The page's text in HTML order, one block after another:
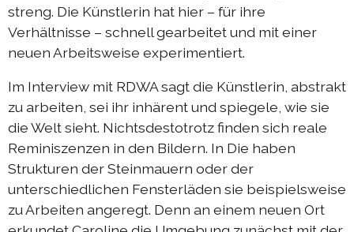
Sommerprogramm 2020
Austausch Die-Berlin 2019
Sommerprogramm 2019
Austausch Berlin-Die 2018
Austausch Die-Berlin 2018
Sommerprogramm 2018
streng. Die Künstlerin hat hier – für ihre
Verhältnisse – schnell gearbeitet und mit einer
neuen Arbeitsweise experimentiert.
Im Interview mit RDWA sagt die Künstlerin, abstrakt
zu arbeiten, sei ihr inhärent und spiegele, wie sie
die Welt sieht. Nichtsdestotrotz finden sich reale
Reminiszenzen in den Bildern. In Die haben
Strukturen der Steinmauern oder der
unterschiedlichen Fensterläden sie beispielsweise
zu Arbeiten angeregt. Denn an einem neuen Ort